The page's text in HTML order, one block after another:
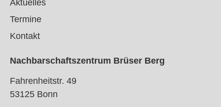
Aktuelles
Termine
Kontakt
Nachbarschaftszentrum Brüser Berg
Fahrenheitstr. 49
53125 Bonn